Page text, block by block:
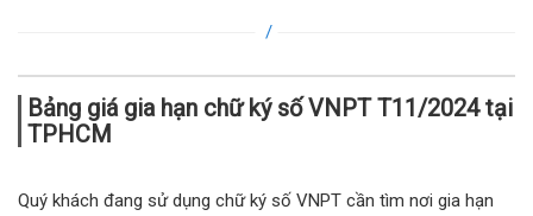
Bảng giá gia hạn chữ ký số VNPT T11/2024 tại
TPHCM
Quý khách đang sử dụng chữ ký số VNPT cần tìm nơi gia hạn